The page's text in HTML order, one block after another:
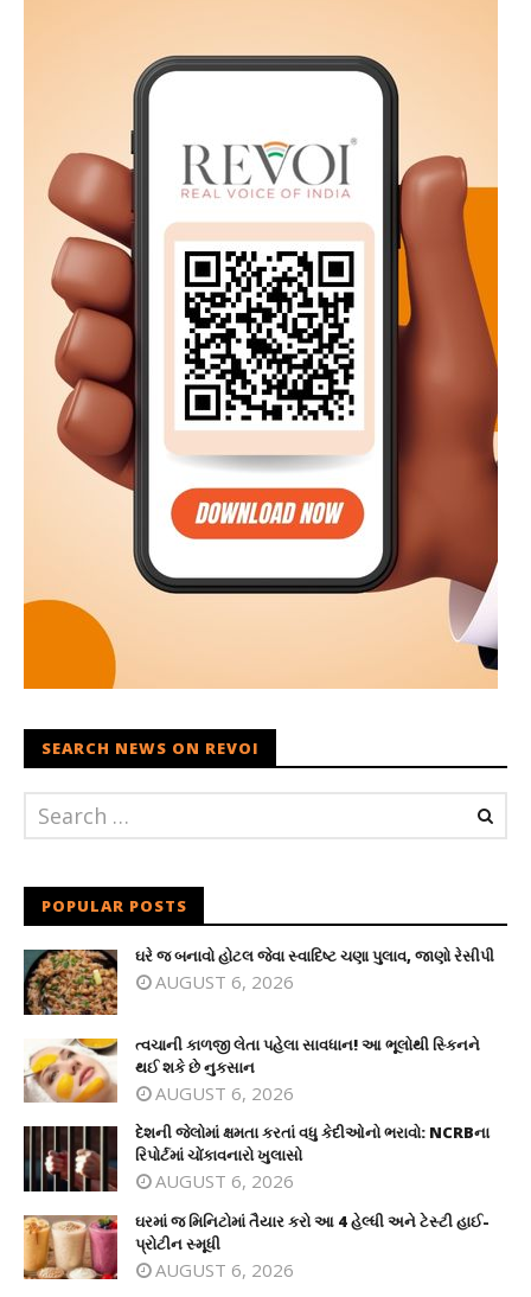
SEARCH NEWS ON REVOI
POPULAR POSTS
ઘરે જ બનાવો હોટલ જેવા સ્વાદિષ્ટ ચણા પુલાવ, જાણો રેસીપી
AUGUST 6, 2026
ત્વચાની કાળજી લેતા પહેલા સાવધાન! આ ભૂલોથી સ્કિનને
થઈ શકે છે નુકસાન
AUGUST 6, 2026
દેશની જેલોમાં ક્ષમતા કરતાં વધુ કેદીઓનો ભરાવો: NCRBના
રિપોર્ટમાં ચોંકાવનારો ખુલાસો
AUGUST 6, 2026
ઘરમાં જ મિનિટોમાં તૈયાર કરો આ 4 હેલ્ધી અને ટેસ્ટી હાઈ-
પ્રોટીન સ્મૂધી
AUGUST 6, 2026